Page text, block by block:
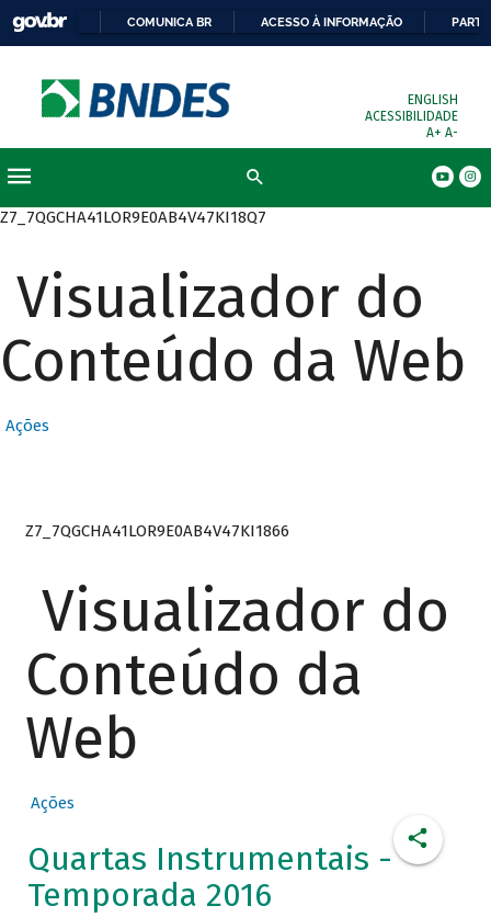
COMUNICA BR ACESSO À INFORMAÇÃO
ENGLISH
ACESSIBILIDADE
A+ A-
Z7_7QGCHA41LOR9E0AB4V47KI18Q7
Visualizador do
Conteúdo da Web
Ações
Z7_7QGCHA41LOR9E0AB4V47KI1866
Visualizador do
Conteúdo da
Web
Ações
Quartas Instrumentais -
Temporada 2016